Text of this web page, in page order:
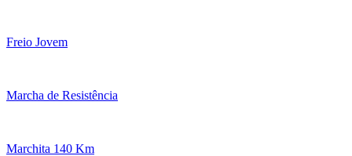
Freio Jovem
Marcha de Resistência
Marchita 140 Km